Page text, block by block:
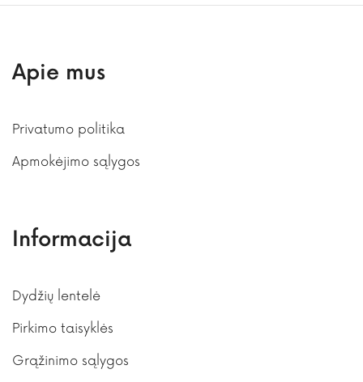
Apie mus
Privatumo politika
Apmokėjimo sąlygos
Informacija
Dydžių lentelė
Pirkimo taisyklės
Grąžinimo sąlygos